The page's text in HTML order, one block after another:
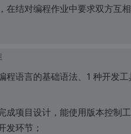
结对编程作业中要求双方互
语言的基础语法、1 种开发
项目设计，能使用版本控制
发环节；